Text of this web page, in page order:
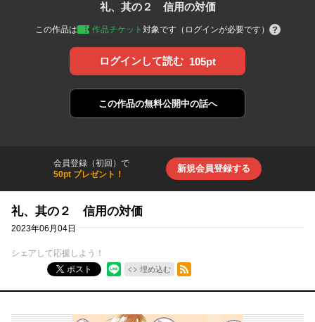
礼、其の２ 信用の対価
この作品は 作品チケット 対象です（ログインが必要です）
ログインして読む 105pt
この作品の無料公開中の話へ
会員登録（初回）で
50pt プレゼント！
新規会員登録する
礼、其の２ 信用の対価
2023年06月04日
シェアして応援しよう！
ポスト
埋め込む
RSSフィード